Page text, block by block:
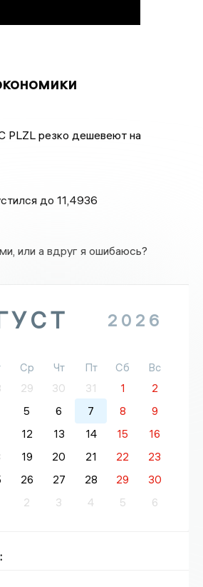
резко дешевеют на
до 11,4936
или а вдруг я ошибаюсь?
2026
Ср Чт Пт Сб
Вс
29 30 31 1
2
5 6 7 8
9
12 13 14 15
16
19 20 21 22
23
26 27 28 29
30
2 3 4 5 6
: